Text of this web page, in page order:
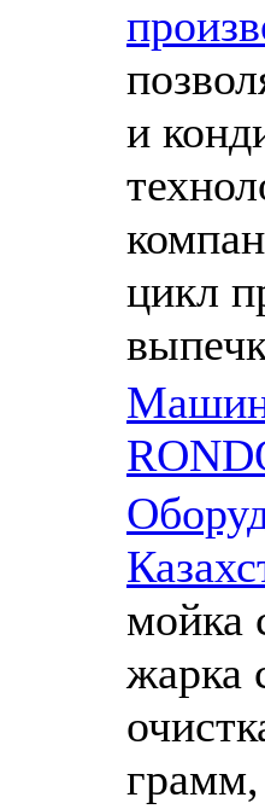
и
цикл
мойка
жарка
грамм,